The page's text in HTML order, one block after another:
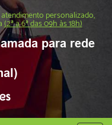
personalizado,
(2ª a 6ª das 09h às 18h)
para rede